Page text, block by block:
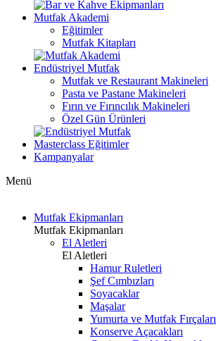
Mutfak Akademi
Eğitimler
Mutfak Kitapları
Endüstriyel Mutfak
Mutfak ve Restaurant Makineleri
Pasta ve Pastane Makineleri
Fırın ve Fırıncılık Makineleri
Özel Gün Ürünleri
Masterclass Eğitimler
Kampanyalar
Menü
Mutfak Ekipmanları
Mutfak Ekipmanları
El Aletleri
El Aletleri
Hamur Ruletleri
Şef Cımbızları
Soyacaklar
Maşalar
Yumurta ve Mutfak Fırçaları
Konserve Açacakları